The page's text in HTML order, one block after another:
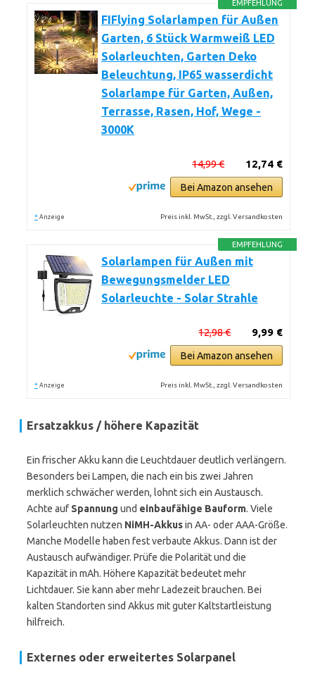
EMPFEHLUNG
FIFlying Solarlampen für Außen
Garten, 6 Stück Warmweiß LED
Solarleuchten, Garten Deko
Beleuchtung, IP65 wasserdicht
Solarlampe für Garten, Außen,
Terrasse, Rasen, Hof, Wege -
3000K
12,74 €
14,99 €
Bei Amazon ansehen
* Anzeige Preis inkl. MwSt., zzgl. Versandkosten
EMPFEHLUNG
Solarlampen für Außen mit
Bewegungsmelder LED
Solarleuchte - Solar Strahle
9,99 €
12,98 €
Bei Amazon ansehen
* Anzeige Preis inkl. MwSt., zzgl. Versandkosten
Ersatzakkus / höhere Kapazität
Ein frischer Akku kann die Leuchtdauer deutlich verlängern.
Besonders bei Lampen, die nach ein bis zwei Jahren
merklich schwächer werden, lohnt sich ein Austausch.
Achte auf Spannung und einbaufähige Bauform. Viele
Solarleuchten nutzen NiMH-Akkusin AA- oder AAA-Größe.
Manche Modelle haben fest verbaute Akkus. Dann ist der
Austausch aufwändiger. Prüfe die Polarität und die
Kapazität in mAh. Höhere Kapazität bedeutet mehr
Lichtdauer. Sie kann aber mehr Ladezeit brauchen. Bei
kalten Standorten sind Akkus mit guter Kaltstartleistung
hilfreich.
Externes oder erweitertes Solarpanel